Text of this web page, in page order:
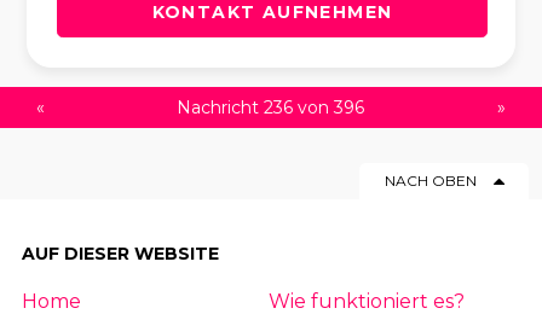
KONTAKT AUFNEHMEN
« Nachricht 236 von 396 »
NACH OBEN
AUF DIESER WEBSITE
Home
Wie funktioniert es?